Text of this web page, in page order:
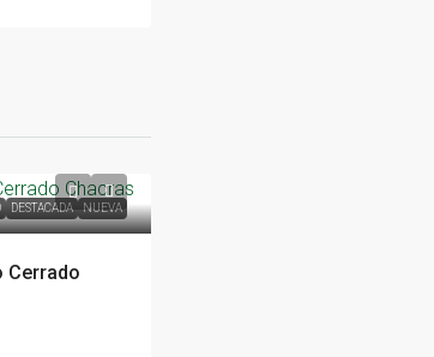
DESTACADA NUEVA
Cerrado